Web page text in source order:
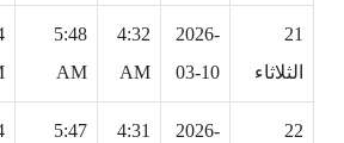
21
الثلاثاء
2026-
03-10
4:32
AM
5:48
AM
22
2026-
4:31
5:47